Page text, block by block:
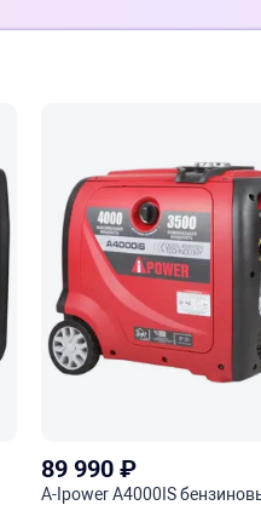
89 990 ₽
A-Ipower A4000IS